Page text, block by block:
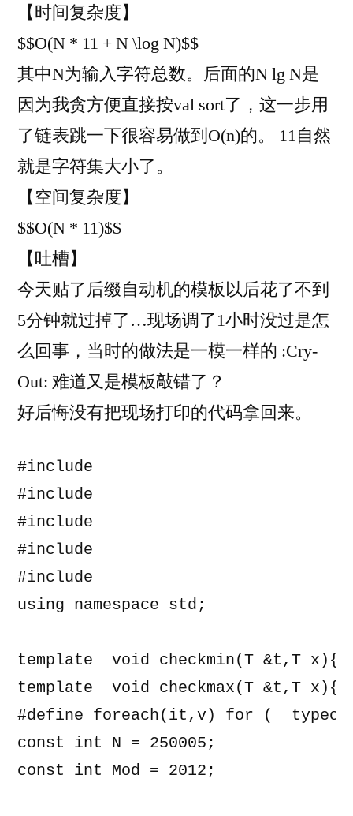
【时间复杂度】
$$O(N * 11 + N \log N)$$
其中N为输入字符总数。后面的N lg N是
因为我贪方便直接按val sort了，这一步用
了链表跳一下很容易做到O(n)的。 11自然
就是字符集大小了。
【空间复杂度】
$$O(N * 11)$$
【吐槽】
今天贴了后缀自动机的模板以后花了不到
5分钟就过掉了…现场调了1小时没过是怎
么回事，当时的做法是一模一样的 :Cry-
Out: 难道又是模板敲错了？
好后悔没有把现场打印的代码拿回来。
#include
#include
#include
#include
#include
using namespace std;
template
void checkmin(T &t,T
template
void checkmax(T &t,T
#define foreach(it,v) for
const int N = 250005;
const int Mod = 2012;